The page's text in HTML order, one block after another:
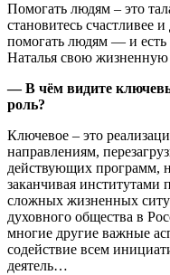
Помогать людям – это
становитесь счастливее
помогать людям — и
Наталья свою
— В чём видите
роль?
Ключевое – это
направлениям,
действующих программ,
заканчивая
сложных жизненных
духовного общества в
многие другие важные
содействие всем
деятель…